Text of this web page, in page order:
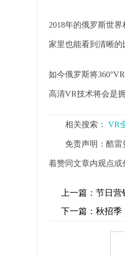
2018年的俄罗斯世
家里也能看到清晰的
如今俄罗斯将
高清VR技术将会是
相关搜索： VR
免责声明：酷
着赞同文章内观点或
上一篇： 节日营
下一篇： 秋招季